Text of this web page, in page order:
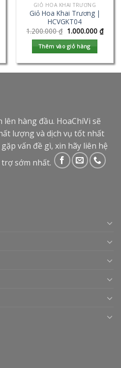
GIỎ HOA KHAI TRƯƠNG
Giỏ Hoa Khai Trương |
HCVGKT04
1.200.000₫ 1.000.000 ₫
Thêm vào giỏ hàng
hàng đầu. HoaChiVi sẽ
lượng và dịch vụ tốt nhất
vấn đề gì, xin hãy liên hệ
sớm nhất.